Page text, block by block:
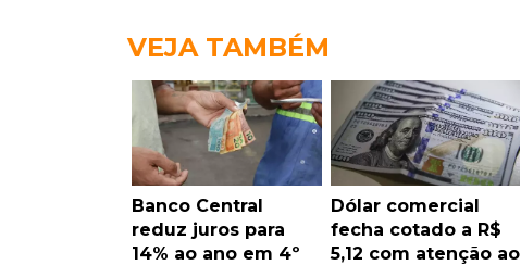
VEJA TAMBÉM
Banco Central
reduz juros para
14% ao ano em 4º
Dólar comercial
fecha cotado a R$
5,12 com atenção ao